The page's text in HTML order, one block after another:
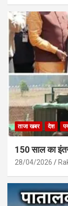
ताजा खबर देश
150 साल का
28/04/2026